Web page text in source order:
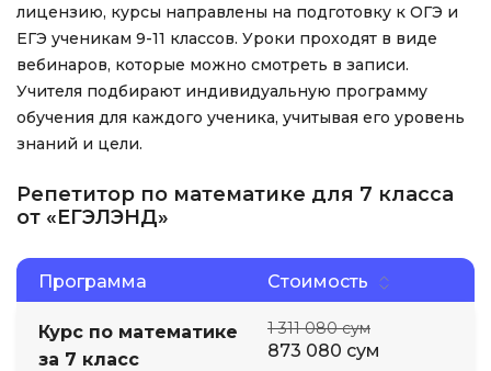
лицензию, курсы направлены на подготовку к ОГЭ и
ЕГЭ ученикам 9-11 классов. Уроки проходят в виде
вебинаров, которые можно смотреть в записи.
Учителя подбирают индивидуальную программу
обучения для каждого ученика, учитывая его уровень
знаний и цели.
Репетитор по математике для 7 класса
от «ЕГЭЛЭНД»
Программа Стоимость
Курс по математике
за 7 класс
1 311 080 сум
873 080 сум